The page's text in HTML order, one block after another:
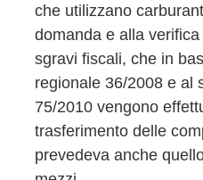
che utilizzano
domanda e alla
sgravi fiscali, che in
regionale 36/2008 e al
75/2010 vengono
trasferimento delle
prevedeva anche